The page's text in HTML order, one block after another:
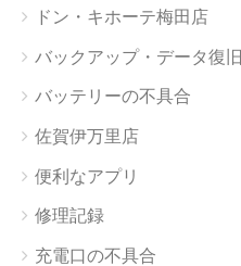
ドン・キホーテ梅田店
バックアップ・データ復旧
バッテリーの不具合
佐賀伊万里店
便利なアプリ
修理記録
充電口の不具合